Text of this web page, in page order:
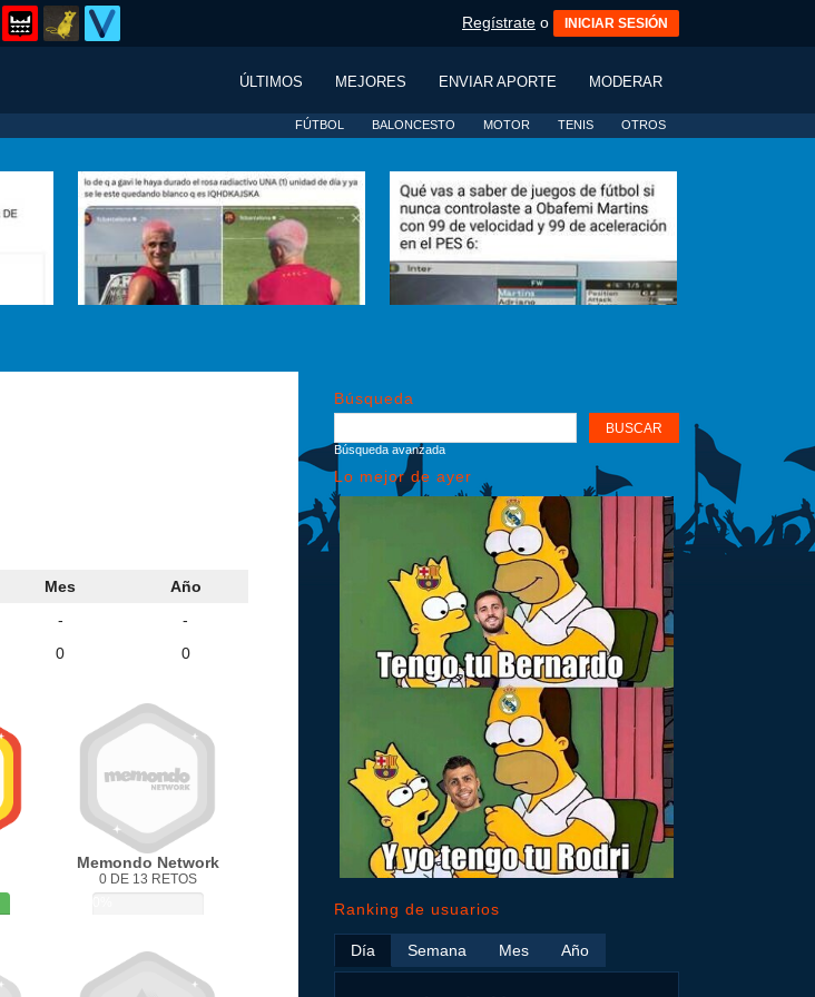
Regístrate o INICIAR SESIÓN
ÚLTIMOS MEJORES ENVIAR APORTE MODERAR
FÚTBOL BALONCESTO MOTOR TENIS OTROS
Mes
Año
-
-
0 0
Memondo Network
0 DE 13 RETOS
Búsqueda
Búsqueda avanzada
Lo mejor de ayer
Ranking de usuarios
Día Semana Mes Año